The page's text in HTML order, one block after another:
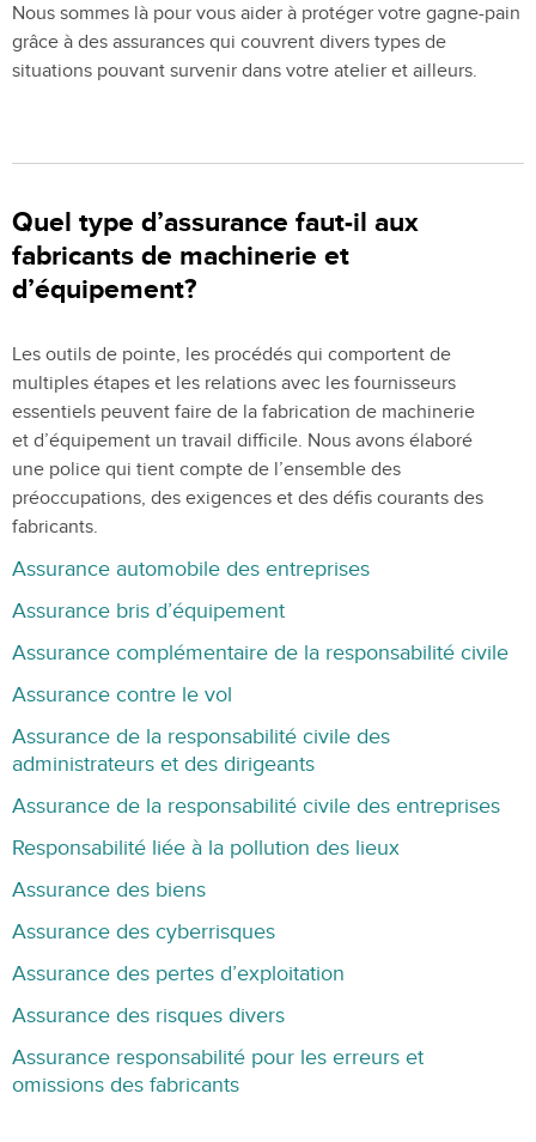
Nous sommes là pour vous aider à protéger votre gagne-pain
grâce à des assurances qui couvrent divers types de
situations pouvant survenir dans votre atelier et ailleurs.
Quel type d’assurance faut-il aux
fabricants de machinerie et
d’équipement?
Les outils de pointe, les procédés qui comportent de
multiples étapes et les relations avec les fournisseurs
essentiels peuvent faire de la fabrication de machinerie
et d’équipement un travail difficile. Nous avons élaboré
une police qui tient compte de l’ensemble des
préoccupations, des exigences et des défis courants des
fabricants.
Assurance automobile des entreprises
Assurance bris d’équipement
Assurance complémentaire de la responsabilité civile
Assurance contre le vol
Assurance de la responsabilité civile des
administrateurs et des dirigeants
Assurance de la responsabilité civile des entreprises
Assurance des biens
Assurance des cyberrisques
Assurance des pertes d’exploitation
Assurance des risques divers
Assurance responsabilité pour les erreurs et
omissions des fabricants
Responsabilité liée à la pollution des lieux